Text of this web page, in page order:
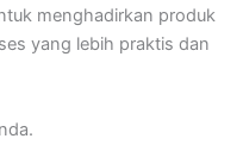
menghadirkan produk
yang lebih praktis dan